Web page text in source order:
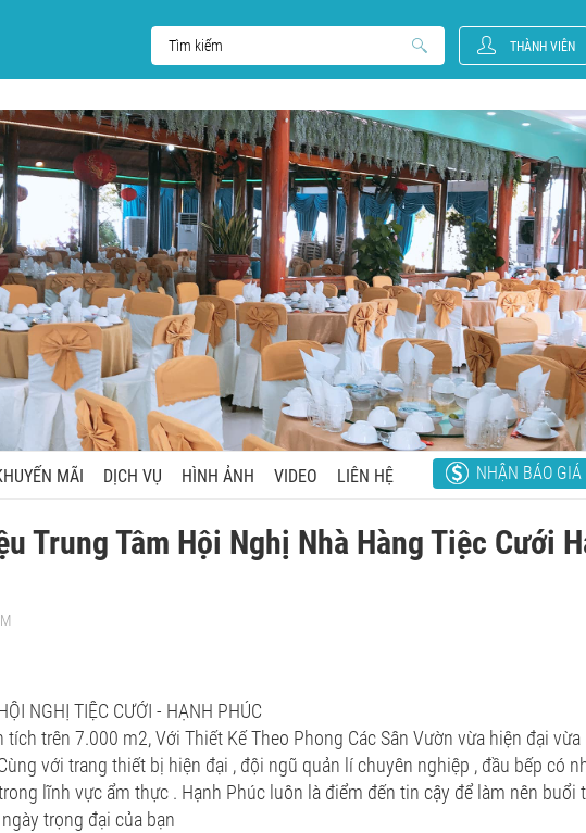
THÀNH VIÊN
MÃI DỊCH VỤ HÌNH ẢNH VIDEO LIÊN HỆ NHẬN BÁO GIÁ
Trung Tâm Hội Nghị Nhà Hàng Tiệc Cưới
NGHỊ TIỆC CƯỚI - HẠNH PHÚC
tích trên 7.000 m2, Với Thiết Kế Theo Phong Các Sân Vườn vừa hiện đại vừa
với trang thiết bị hiện đại , đội ngũ quản lí chuyên nghiệp , đầu bếp có
lĩnh vực ẩm thực . Hạnh Phúc luôn là điểm đến tin cậy để làm nên buổi
trọng đại của bạn